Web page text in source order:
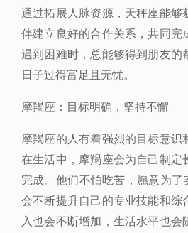
通过拓展人脉资源，天秤座能
伴建立良好的合作关系，共同
遇到困难时，总能够得到朋友的
日子过得富足且无忧。
摩羯座：目标明确，坚持不懈
摩羯座的人有着强烈的目标意识
在生活中，摩羯座会为自己制
完成。他们不怕吃苦，愿意为
会不断提升自己的专业技能和
入也会不断增加，生活水平也